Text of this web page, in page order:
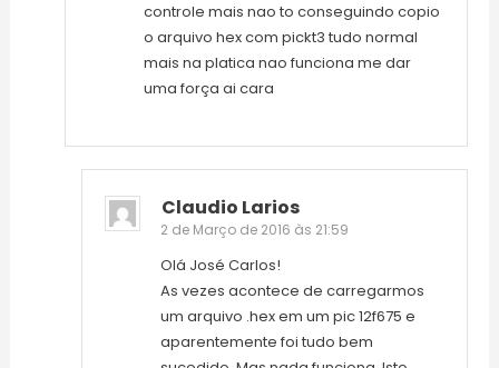
controle mais nao to conseguindo copio
o arquivo hex com pickt3 tudo normal
mais na platica nao funciona me dar
uma força ai cara
Claudio Larios
2 de Março de 2016 às 21:59
Olá José Carlos!
As vezes acontece de carregarmos
um arquivo .hex em um pic 12f675 e
aparentemente foi tudo bem